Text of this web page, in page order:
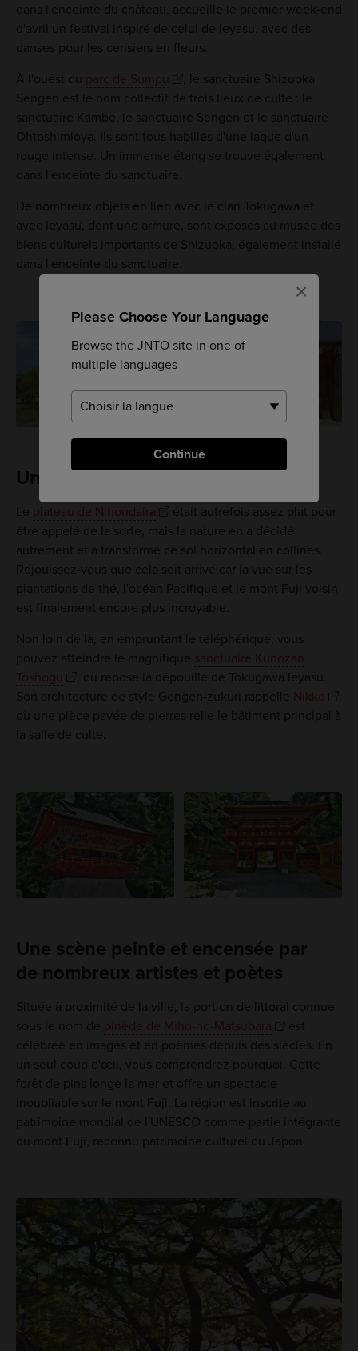
Please Choose Your Language
Browse the JNTO site in one of
multiple languages
Continue
×
dans l'enceinte du château, accueille le premier week-end
d'avril un festival inspiré de celui de Ieyasu, avec des
danses pour les cerisiers en fleurs.
À l'ouest du
parc de Sumpu
, le sanctuaire Shizuoka
Sengen est le nom collectif de trois lieux de culte : le
sanctuaire Kambe, le sanctuaire Sengen et le sanctuaire
Ohtoshimioya. Ils sont tous habillés d'une laque d'un
rouge intense. Un immense étang se trouve également
dans l'enceinte du sanctuaire.
De nombreux objets en lien avec le clan Tokugawa et
avec Ieyasu, dont une armure, sont exposés au musée des
biens culturels importants de Shizuoka, également installé
dans l'enceinte du sanctuaire.
Un faux plateau
Le plateau de Nihondaira
était autrefois assez plat pour
être appelé de la sorte, mais la nature en a décidé
autrement et a transformé ce sol horizontal en collines.
Réjouissez-vous que cela soit arrivé car la vue sur les
plantations de thé, l'océan Pacifique et le mont Fuji voisin
est finalement encore plus incroyable.
Non loin de là, en empruntant le téléphérique, vous
pouvez atteindre le magnifique sanctuaire Kunozan
Toshogu
, où repose la dépouille de Tokugawa Ieyasu.
Son architecture de style Gongen-zukuri rappelle Nikko
où une pièce pavée de pierres relie le bâtiment principal à
la salle de culte.
Une scène peinte et encensée par
de nombreux artistes et poètes
Située à proximité de la ville, la portion de littoral connue
sous le nom de pinède de Miho-no-Matsubara
est
célébrée en images et en poèmes depuis des siècles. En
un seul coup d'œil, vous comprendrez pourquoi. Cette
forêt de pins longe la mer et offre un spectacle
inoubliable sur le mont Fuji. La région est inscrite au
patrimoine mondial de l'UNESCO comme partie intégrante
du mont Fuji, reconnu patrimoine culturel du Japon.